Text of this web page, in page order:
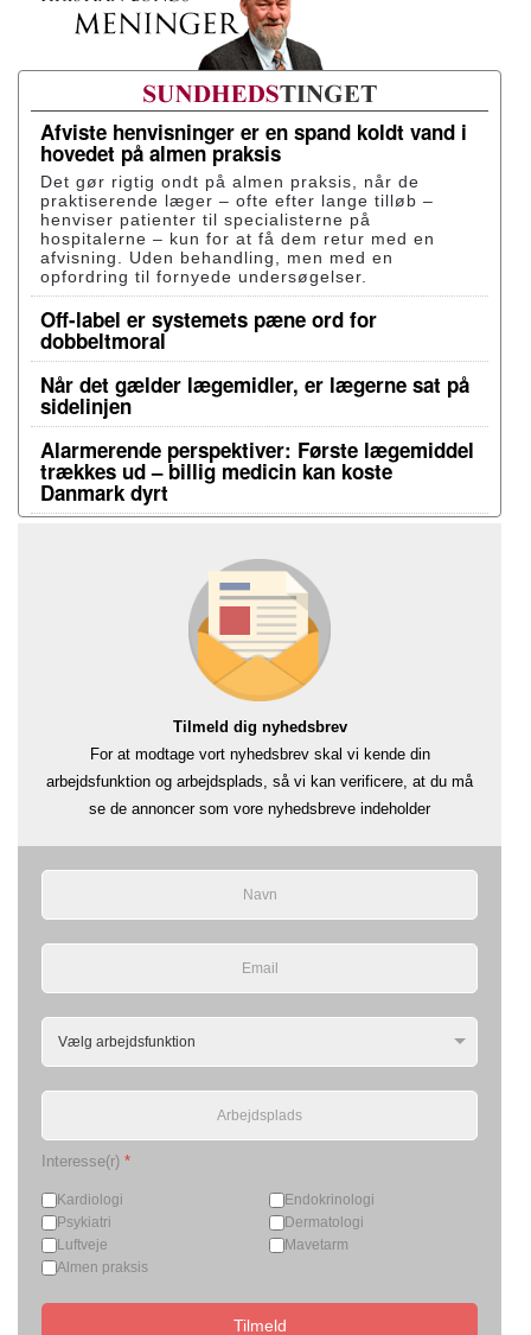
Afviste henvisninger er en spand koldt vand i
hovedet på almen praksis
Det gør rigtig ondt på almen praksis, når de
praktiserende læger – ofte efter lange tilløb –
henviser patienter til specialisterne på
hospitalerne – kun for at få dem retur med en
afvisning. Uden behandling, men med en
opfordring til fornyede undersøgelser.
Off-label er systemets pæne ord for
dobbeltmoral
Når det gælder lægemidler, er lægerne sat på
sidelinjen
Alarmerende perspektiver: Første lægemiddel
trækkes ud – billig medicin kan koste
Danmark dyrt
Tilmeld dig nyhedsbrev
For at modtage vort nyhedsbrev skal vi kende din
arbejdsfunktion og arbejdsplads, så vi kan verificere, at du må
se de annoncer som vore nyhedsbreve indeholder
Interesse(r) *
Kardiologi
Endokrinologi
Psykiatri
Dermatologi
Luftveje
Mavetarm
Almen praksis
Tilmeld